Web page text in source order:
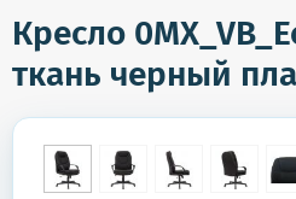
Кресло
ткань черный